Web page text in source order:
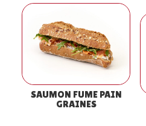
SAUMON FUME PAIN
GRAINES